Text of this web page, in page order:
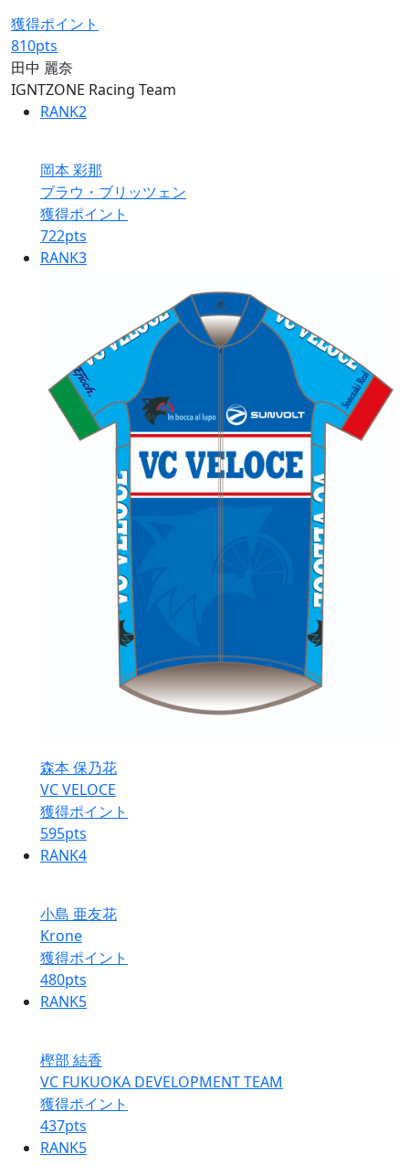
獲得ポイント
810pts
田中 麗奈
IGNTZONE Racing Team
RANK2
岡本 彩那
ブラウ・ブリッツェン
獲得ポイント
722pts
RANK3
森本 保乃花
VC VELOCE
獲得ポイント
595pts
RANK4
小島 亜友花
Krone
獲得ポイント
480pts
RANK5
樫部 結香
VC FUKUOKA DEVELOPMENT TEAM
獲得ポイント
437pts
RANK5